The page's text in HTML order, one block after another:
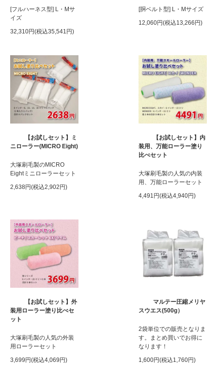
[フルハーネス型] L・Mサ
イズ
32,310円(税込35,541円)
[胴ベルト型] L・Mサイズ
12,060円(税込13,266円)
【お試しセット】ミ
ニローラー(MICRO Eight)
大塚刷毛製のMICRO
Eightミニローラーセット
2,638円(税込2,902円)
【お試しセット】内
装用、万能ローラー塗り
比べセット
大塚刷毛製の人気の内装
用、万能ローラーセット
4,491円(税込4,940円)
【お試しセット】外
装用ローラー塗り比べセ
ット
大塚刷毛製の人気の外装
用ローラーセット
3,699円(税込4,069円)
マルテー圧縮メリヤ
スウエス(500g）
2袋単位での販売となりま
す。まとめ買いでお得に
なります！
1,600円(税込1,760円)